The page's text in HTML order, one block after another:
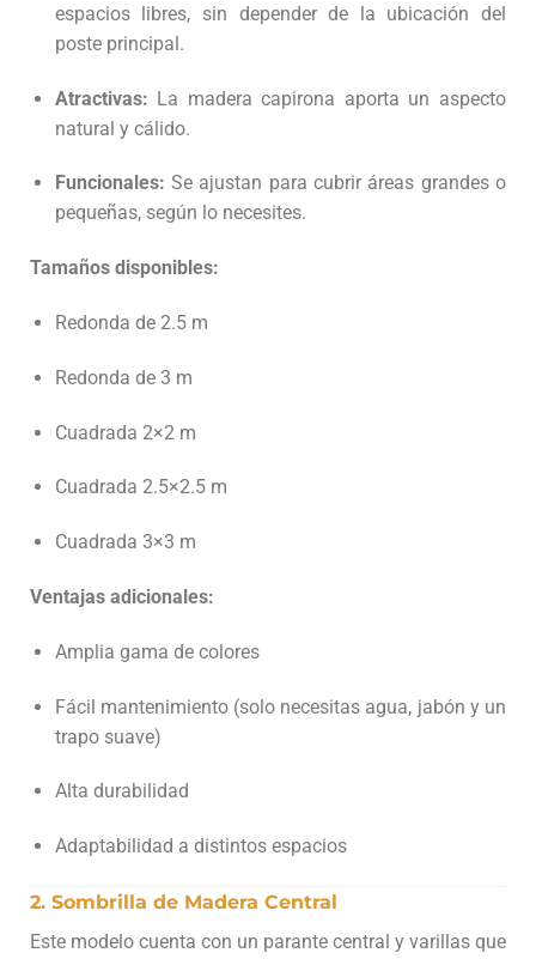
espacios libres, sin depender de la ubicación del
poste principal.
Atractivas: La madera capirona aporta un aspecto
natural y cálido.
Funcionales: Se ajustan para cubrir áreas grandes o
pequeñas, según lo necesites.
Tamaños disponibles:
Redonda de 2.5 m
Redonda de 3 m
Cuadrada 2×2 m
Cuadrada 2.5×2.5 m
Cuadrada 3×3 m
Ventajas adicionales:
Amplia gama de colores
Fácil mantenimiento (solo necesitas agua, jabón y un
trapo suave)
Alta durabilidad
Adaptabilidad a distintos espacios
2. Sombrilla de Madera Central
Este modelo cuenta con un parante central y varillas que